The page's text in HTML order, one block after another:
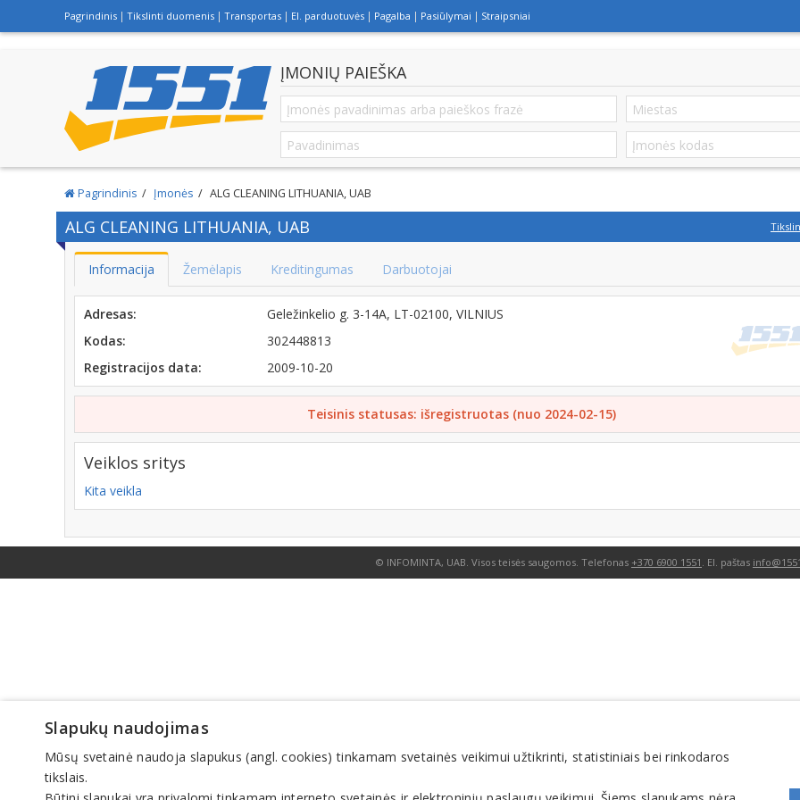
Pagrindinis Tikslinti duomenis Transportas El. parduotuvės Pagalba Pasiūlymai Straipsniai
ĮMONIŲ PAIEŠKA
Pagrindinis Įmonės ALG CLEANING LITHUANIA, UAB
ALG CLEANING LITHUANIA, UAB
Informacija Žemėlapis Kreditingumas Darbuotojai
Adresas:
Geležinkelio g. 3-14A, LT-02100, VILNIUS
Kodas:
302448813
Registracijos data:
2009-10-20
Teisinis statusas: išregistruotas (nuo 2024-02-15)
Veiklos sritys
Kita veikla
© INFOMINTA, UAB. Visos teisės saugomos. Telefonas +370 6900 1551 . El. paštas
Slapukų naudojimas
Mūsų svetainė naudoja slapukus (angl. cookies) tinkamam svetainės veikimui užtikrinti, statistiniais bei rinkodaros
tikslais.